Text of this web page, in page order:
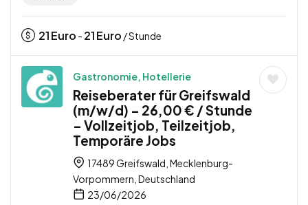
21Euro - 21Euro / Stunde
Gastronomie, Hotellerie
Reiseberater für Greifswald
(m/w/d) – 26,00 € / Stunde
– Vollzeitjob, Teilzeitjob,
Temporäre Jobs
17489 Greifswald, Mecklenburg-
Vorpommern, Deutschland
23/06/2026